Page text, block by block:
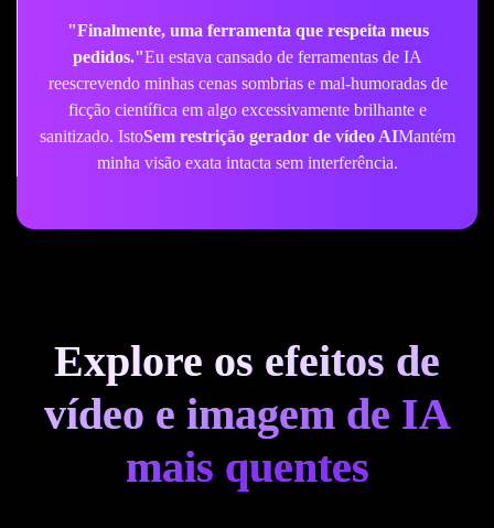
"Criatividade sem filtros no seu melhor."encontrar
umGerador de vídeo AI não filtradoIsso não bloqueia
prompts de fantasia complexos tem sido uma mudança de
jogo. A qualidade cinematográfica é absolutamente incrível e
minhas ideias se traduzem perfeitamente.
Explore os efeitos de
vídeo e imagem de IA
mais quentes